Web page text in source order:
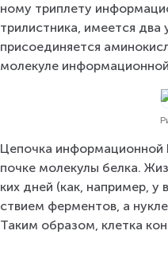
но­му три­пле­ту
три­лист­ни­ка, имеется
при­со­еди­ня­ет­ся
мо­ле­ку­ле
Це­поч­ка ин­фор­ма­ци­он­ной
поч­ке мо­ле­ку­лы белка.
ких дней (как, на­при­мер,
стви­ем фер­мен­тов, а
Таким об­ра­зом, клет­ка